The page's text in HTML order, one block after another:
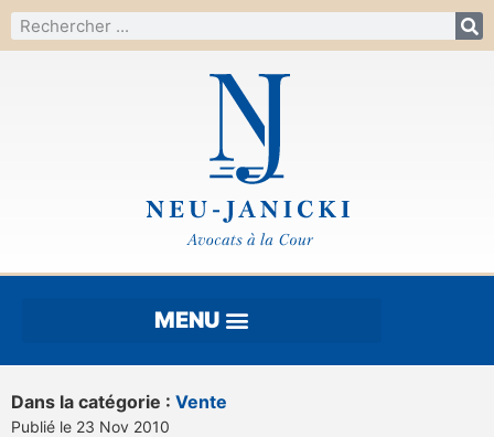
Dans la catégorie : Vente
Publié le 23 Nov 2010